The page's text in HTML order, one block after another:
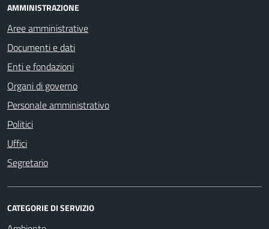
AMMINISTRAZIONE
Aree amministrative
Documenti e dati
Enti e fondazioni
Organi di governo
Personale amministrativo
Politici
Uffici
Segretario
CATEGORIE DI SERVIZIO